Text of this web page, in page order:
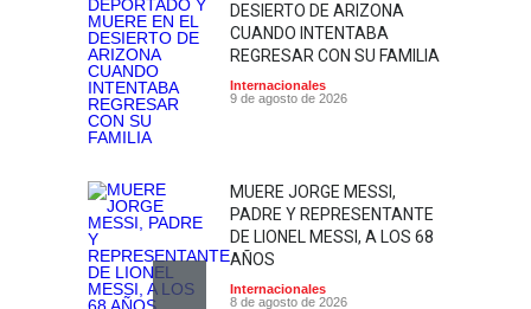
DESIERTO DE ARIZONA
CUANDO INTENTABA
REGRESAR CON SU FAMILIA
Internacionales
9 de agosto de 2026
MUERE JORGE MESSI,
PADRE Y REPRESENTANTE
DE LIONEL MESSI, A LOS 68
AÑOS
Internacionales
8 de agosto de 2026